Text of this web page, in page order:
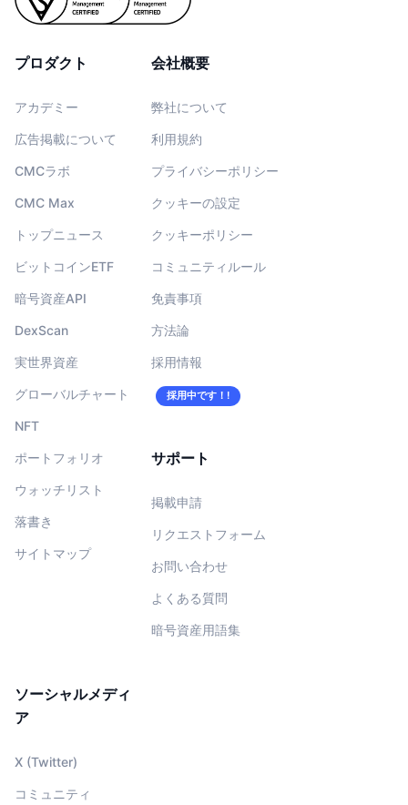
プロダクト
アカデミー
広告掲載について
CMCラボ
CMC Max
トップニュース
ビットコインETF
暗号資産API
DexScan
実世界資産
グローバルチャート
NFT
ポートフォリオ
ウォッチリスト
落書き
サイトマップ
会社概要
弊社について
利用規約
プライバシーポリシー
クッキーの設定
クッキーポリシー
コミュニティルール
免責事項
方法論
採用情報
採用中です！!
サポート
掲載申請
リクエストフォーム
お問い合わせ
よくある質問
暗号資産用語集
ソーシャルメディ
ア
X (Twitter)
コミュニティ